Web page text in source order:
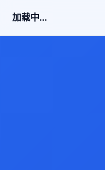
加载中...